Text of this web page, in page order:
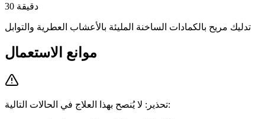
30 دقيقة
تدليك مريح بالكمادات الساخنة المليئة بالأعشاب العطرية والتوابل
موانع الاستعمال
تحذير: لا يُنصح بهذا العلاج في الحالات التالية: